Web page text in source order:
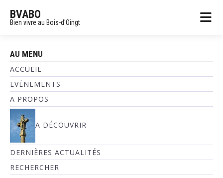
BVABO
Bien vivre au Bois-d'Oingt
AU MENU
ACCUEIL
EVÈNEMENTS
A PROPOS
A DÉCOUVRIR
DERNIÈRES ACTUALITÉS
RECHERCHER